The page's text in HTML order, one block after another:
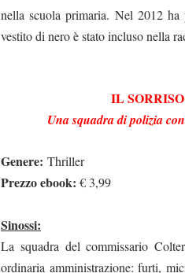
nella scuola primaria. Nel 2012
vestito di nero è stato incluso nella
IL
Una squadra di polizia
Genere: Thriller
Prezzo ebook: € 3,99
Sinossi:
La squadra del commissario
ordinaria amministrazione: furti,